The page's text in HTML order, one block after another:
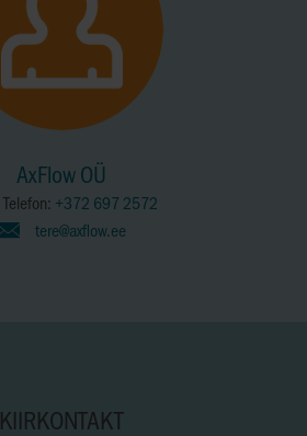
AxFlow OÜ
Telefon: +372 697 2572
tere@axflow.ee
KIIRKONTAKT